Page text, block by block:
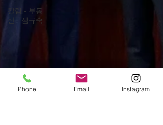
칼럼 - 부동
산 - 심규숙
Phone Email Instagram